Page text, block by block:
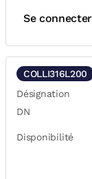
Se connecter
COLLI316L200
Désignation
DN
Disponibilité